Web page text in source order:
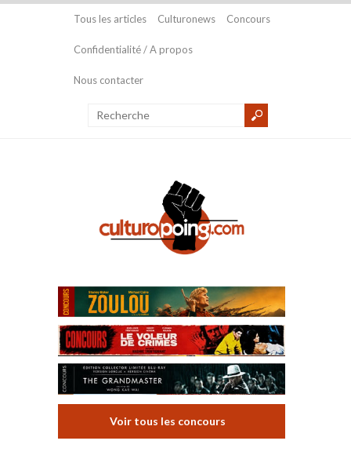
Tous les articles Culturonews Concours
Confidentialité / A propos
Nous contacter
Voir tous les concours